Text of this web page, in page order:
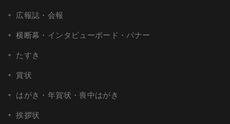
広報誌・会報
横断幕・インタビューボード・バナー
たすき
賞状
はがき・年賀状・喪中はがき
挨拶状